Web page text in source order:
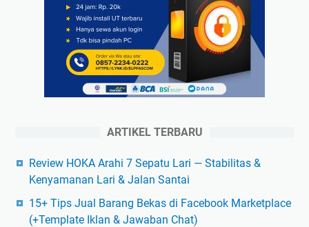
ARTIKEL TERBARU
Review HOKA Arahi 7 Sepatu Lari — Stabilitas &
Kenyamanan Lari & Jalan Santai
15+ Tips Jual Barang Bekas di Facebook Marketplace
(+Template Iklan & Jawaban Chat)